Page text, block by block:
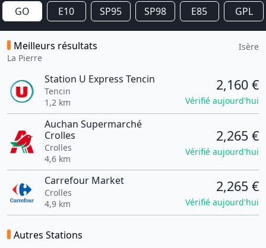
GO E10 SP95 SP98 E85 GPL
Meilleurs résultats
La Pierre
Isère
Station U Express Tencin
Tencin
1,2 km
2,160 €
Vérifié aujourd'hui
Auchan Supermarché
Crolles
Crolles
4,6 km
2,265 €
Vérifié aujourd'hui
Carrefour Market
Crolles
4,9 km
2,265 €
Vérifié aujourd'hui
Autres Stations